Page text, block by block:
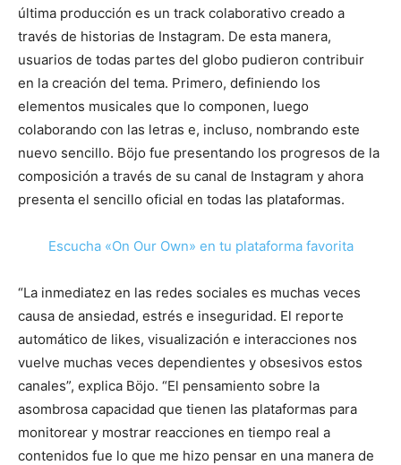
última producción es un track colaborativo creado a
través de historias de Instagram. De esta manera,
usuarios de todas partes del globo pudieron contribuir
en la creación del tema. Primero, definiendo los
elementos musicales que lo componen, luego
colaborando con las letras e, incluso, nombrando este
nuevo sencillo. Böjo fue presentando los progresos de la
composición a través de su canal de Instagram y ahora
presenta el sencillo oficial en todas las plataformas.
Escucha «On Our Own» en tu plataforma favorita
“La inmediatez en las redes sociales es muchas veces
causa de ansiedad, estrés e inseguridad. El reporte
automático de likes, visualización e interacciones nos
vuelve muchas veces dependientes y obsesivos estos
canales”, explica Böjo. “El pensamiento sobre la
asombrosa capacidad que tienen las plataformas para
monitorear y mostrar reacciones en tiempo real a
contenidos fue lo que me hizo pensar en una manera de